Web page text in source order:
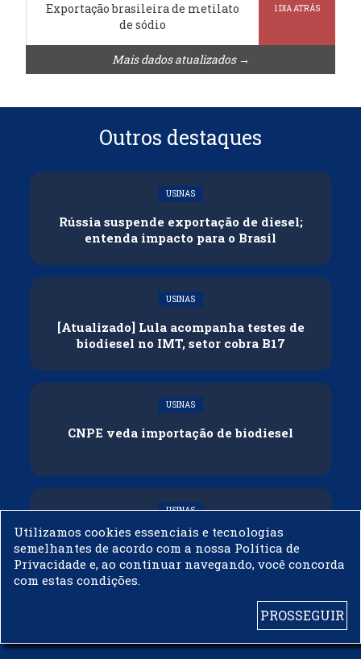
Exportação brasileira de metilato
de sódio
1 DIA ATRÁS
Mais dados atualizados →
Outros destaques
USINAS
Rússia suspende exportação de diesel;
entenda impacto para o Brasil
USINAS
[Atualizado] Lula acompanha testes de
biodiesel no IMT, setor cobra B17
USINAS
CNPE veda importação de biodiesel
USINAS
Acelen Renováveis assina acordo com
Bunge para óleo de soja em projeto na
Bahia
Utilizamos cookies essenciais e tecnologias
semelhantes de acordo com a nossa Política de
Privacidade e, ao continuar navegando, você concorda
com estas condições.
PROSSEGUIR